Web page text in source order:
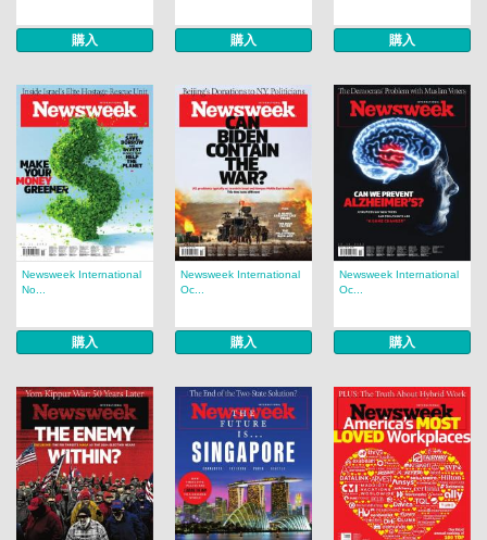
購入 購入 購入
Newsweek International
No...
購入
Newsweek International
Oc...
購入
Newsweek International
Oc...
購入